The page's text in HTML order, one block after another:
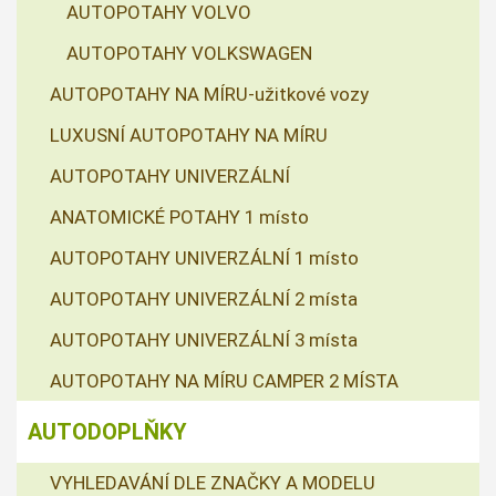
AUTOPOTAHY VOLVO
AUTOPOTAHY VOLKSWAGEN
AUTOPOTAHY NA MÍRU-užitkové vozy
LUXUSNÍ AUTOPOTAHY NA MÍRU
AUTOPOTAHY UNIVERZÁLNÍ
ANATOMICKÉ POTAHY 1 místo
AUTOPOTAHY UNIVERZÁLNÍ 1 místo
AUTOPOTAHY UNIVERZÁLNÍ 2 místa
AUTOPOTAHY UNIVERZÁLNÍ 3 místa
AUTOPOTAHY NA MÍRU CAMPER 2 MÍSTA
AUTODOPLŇKY
VYHLEDAVÁNÍ DLE ZNAČKY A MODELU